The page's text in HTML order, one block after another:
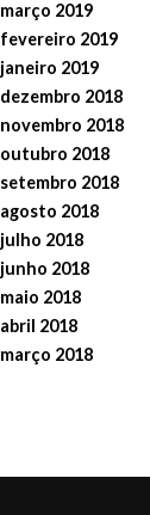
março 2019
fevereiro 2019
janeiro 2019
dezembro 2018
novembro 2018
outubro 2018
setembro 2018
agosto 2018
julho 2018
junho 2018
maio 2018
abril 2018
março 2018